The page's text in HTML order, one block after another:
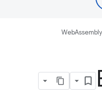
WebAssembly